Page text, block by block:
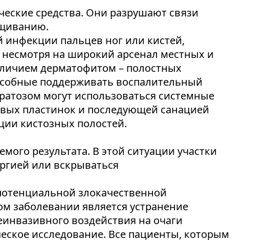
средства. Они разрушают связи
инфекции пальцев ног или кистей,
на широкий арсенал местных и
дерматофитом – полостных
поддерживать воспалительный
могут использоваться системные
пластинок и последующей санацией
кистозных полостей.
результата. В этой ситуации участки
или вскрываться
злокачественной
заболевании является устранение
воздействия на очаги
исследование. Все пациенты, которым